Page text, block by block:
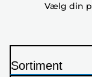
Vælg din
Sortiment